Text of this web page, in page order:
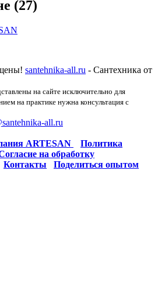
(27)
santehnika-all.ru - Сантехника от
на сайте исключительно для
на практике нужна консультация с
all.ru
ARTESAN
Политика
на обработку
Контакты Поделиться опытом